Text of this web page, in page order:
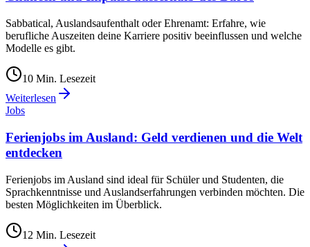
Sabbatical, Auslandsaufenthalt oder Ehrenamt: Erfahre, wie
berufliche Auszeiten deine Karriere positiv beeinflussen und welche
Modelle es gibt.
10 Min. Lesezeit
Weiterlesen
Jobs
Ferienjobs im Ausland: Geld verdienen und die Welt
entdecken
Ferienjobs im Ausland sind ideal für Schüler und Studenten, die
Sprachkenntnisse und Auslandserfahrungen verbinden möchten. Die
besten Möglichkeiten im Überblick.
12 Min. Lesezeit